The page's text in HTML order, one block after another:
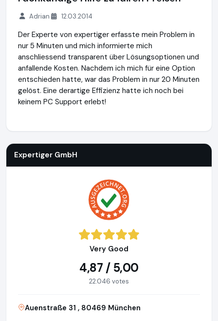
Adrian 12.03.2014
Der Experte von expertiger erfasste mein Problem in
nur 5 Minuten und mich informierte mich
anschliessend transparent über Lösungsoptionen und
anfallende Kosten. Nachdem ich mich für eine Option
entschieden hatte, war das Problem in nur 20 Minuten
gelöst. Eine derartige Effizienz hatte ich noch bei
keinem PC Support erlebt!
Expertiger GmbH
Very Good
4,87 / 5,00
22.046 votes
Auenstraße 31 , 80469 München